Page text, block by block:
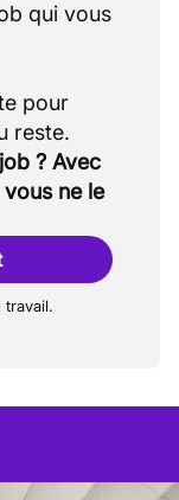
qui vous
pour
? Avec
ne le
travail.